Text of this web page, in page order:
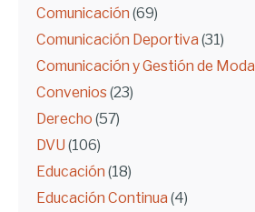
Comunicación (69)
Comunicación Deportiva (31)
Comunicación y Gestión de Moda
Convenios (23)
Derecho (57)
DVU (106)
Educación (18)
Educación Continua (4)